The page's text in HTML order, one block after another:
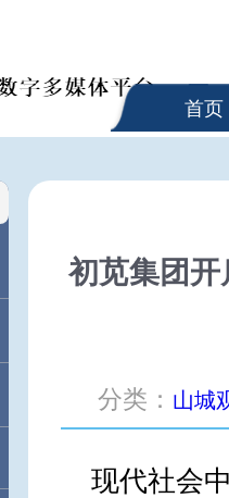
首页
初苋集团
分类： 山城
现代社会